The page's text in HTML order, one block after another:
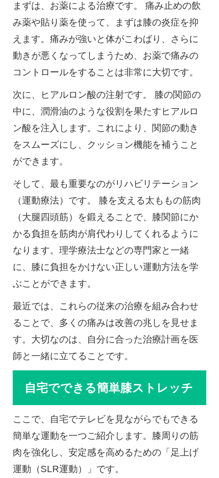
まずは、お薬による治療です。 痛み止めの飲
み薬や貼り薬を使って、まずは膝の炎症を抑
えます。痛みが強いと体がこわばり、さらに
動きが悪くなってしまうため、お薬で痛みの
コントロールをすることは非常に大切です。
次に、ヒアルロン酸の注射です。 膝の関節の
中に、潤滑油のような役割を果たすヒアルロ
ン酸を注入します。これにより、関節の動き
をスムーズにし、クッション機能を補うこと
ができます。
そして、最も重要なのがリハビリテーション
（運動療法）です。 膝を支える太ももの筋肉
（大腿四頭筋）を鍛えることで、膝関節にか
かる負担を筋肉が肩代わりしてくれるように
なります。理学療法士などの専門家と一緒
に、膝に負担をかけない正しい運動方法を学
ぶことができます。
最近では、これらの従来の治療を組み合わせ
ることで、多くの痛みは改善の兆しを見せま
す。大切なのは、自分に合った治療計画を医
師と一緒に立てることです。
自宅でできる簡単膝ストレッチ
ここで、自宅でテレビを見ながらでもできる
簡単な運動を一つご紹介します。膝周りの筋
肉を強化し、安定感を高めるための「足上げ
運動（SLR運動）」です。